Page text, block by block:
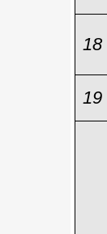
18
19